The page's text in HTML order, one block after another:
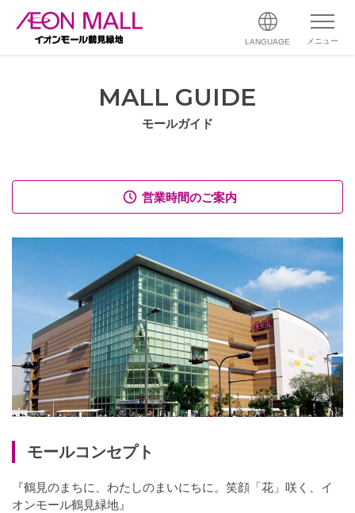
LANGUAGE メニュー
MALL GUIDE
モールガイド
営業時間のご案内
モールコンセプト
『鶴見のまちに、わたしのまいにちに。笑顔「花」咲く、イ
オンモール鶴見緑地』